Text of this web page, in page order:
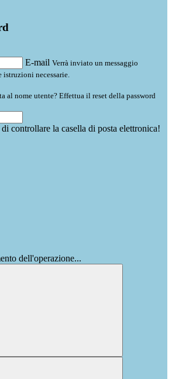
E-mail Verrà inviato un messaggio
necessarie.
al nome utente? Effettua il reset della password
controllare la casella di posta elettronica!
dell'operazione...